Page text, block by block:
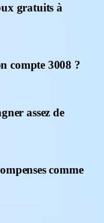
gratuits à
compte 3008 ?
assez de
comme